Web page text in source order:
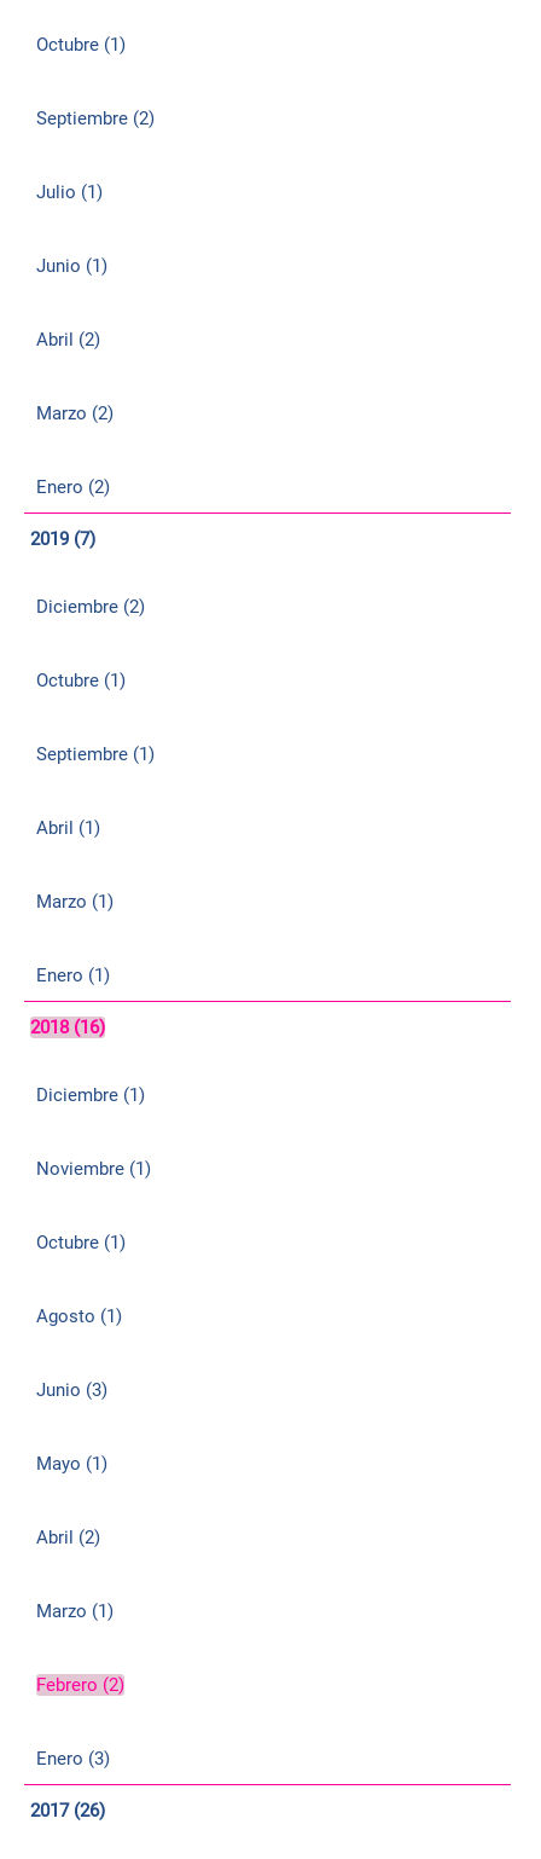
Octubre (1)
Septiembre (2)
Julio (1)
Junio (1)
Abril (2)
Marzo (2)
Enero (2)
2019 (7)
Diciembre (2)
Octubre (1)
Septiembre (1)
Abril (1)
Marzo (1)
Enero (1)
2018 (16)
Diciembre (1)
Noviembre (1)
Octubre (1)
Agosto (1)
Junio (3)
Mayo (1)
Abril (2)
Marzo (1)
Febrero (2)
Enero (3)
2017 (26)